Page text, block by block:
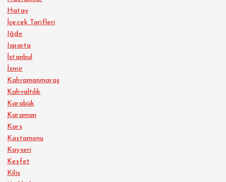
Hatay
İçecek Tarifleri
Iğdır
Isparta
İstanbul
İzmir
Kahramanmaraş
Kahvaltılık
Karabük
Karaman
Kars
Kastamonu
Kayseri
Keşfet
Kilis